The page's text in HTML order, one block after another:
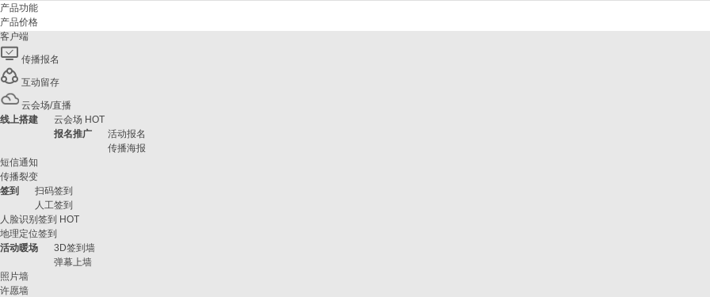
产品功能
产品价格
客户端
传播报名
互动留存
云会场/直播
线上搭建
云会场 HOT
报名推广
活动报名
传播海报
短信通知
传播裂变
签到
扫码签到
人工签到
人脸识别签到 HOT
地理定位签到
活动暖场
3D签到墙
弹幕上墙
照片墙
许愿墙